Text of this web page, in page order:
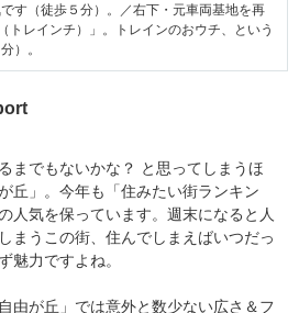
す（徒歩５分）。／右下・元車両基地を再
トレインチ）」。トレインのおウチ、という
）。
までもないかな？ と思ってしまうほ
丘」。今年も「住みたい街ランキン
人気を保っています。週末になると人
まうこの街、住んでしまえばいつだっ
魅力ですよね。
由が丘」では意外と数少ない広さ＆フ